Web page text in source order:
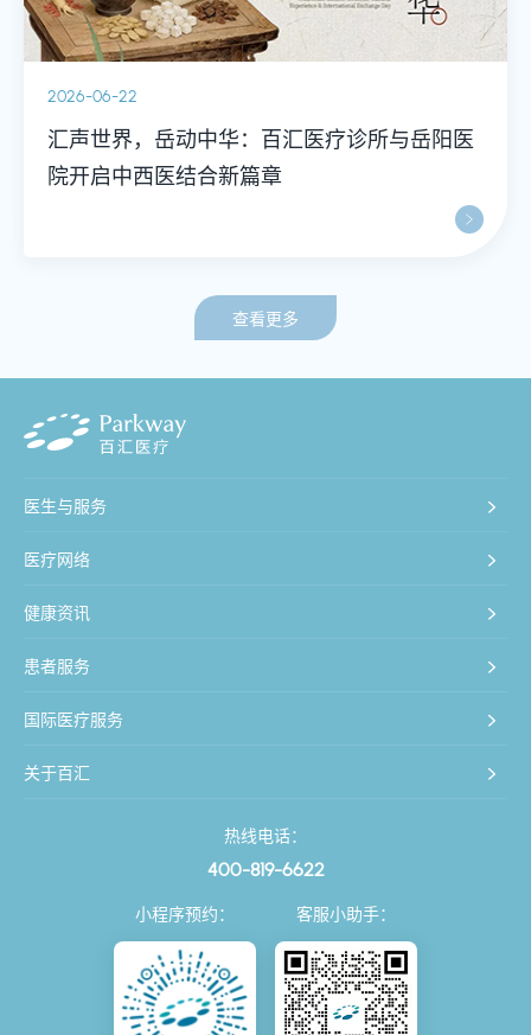
2026-06-22
汇声世界，岳动中华：百汇医疗诊所与岳阳医
院开启中西医结合新篇章
查看更多
医生与服务
医疗网络
健康资讯
患者服务
国际医疗服务
关于百汇
热线电话：
400-819-6622
小程序预约： 客服小助手：